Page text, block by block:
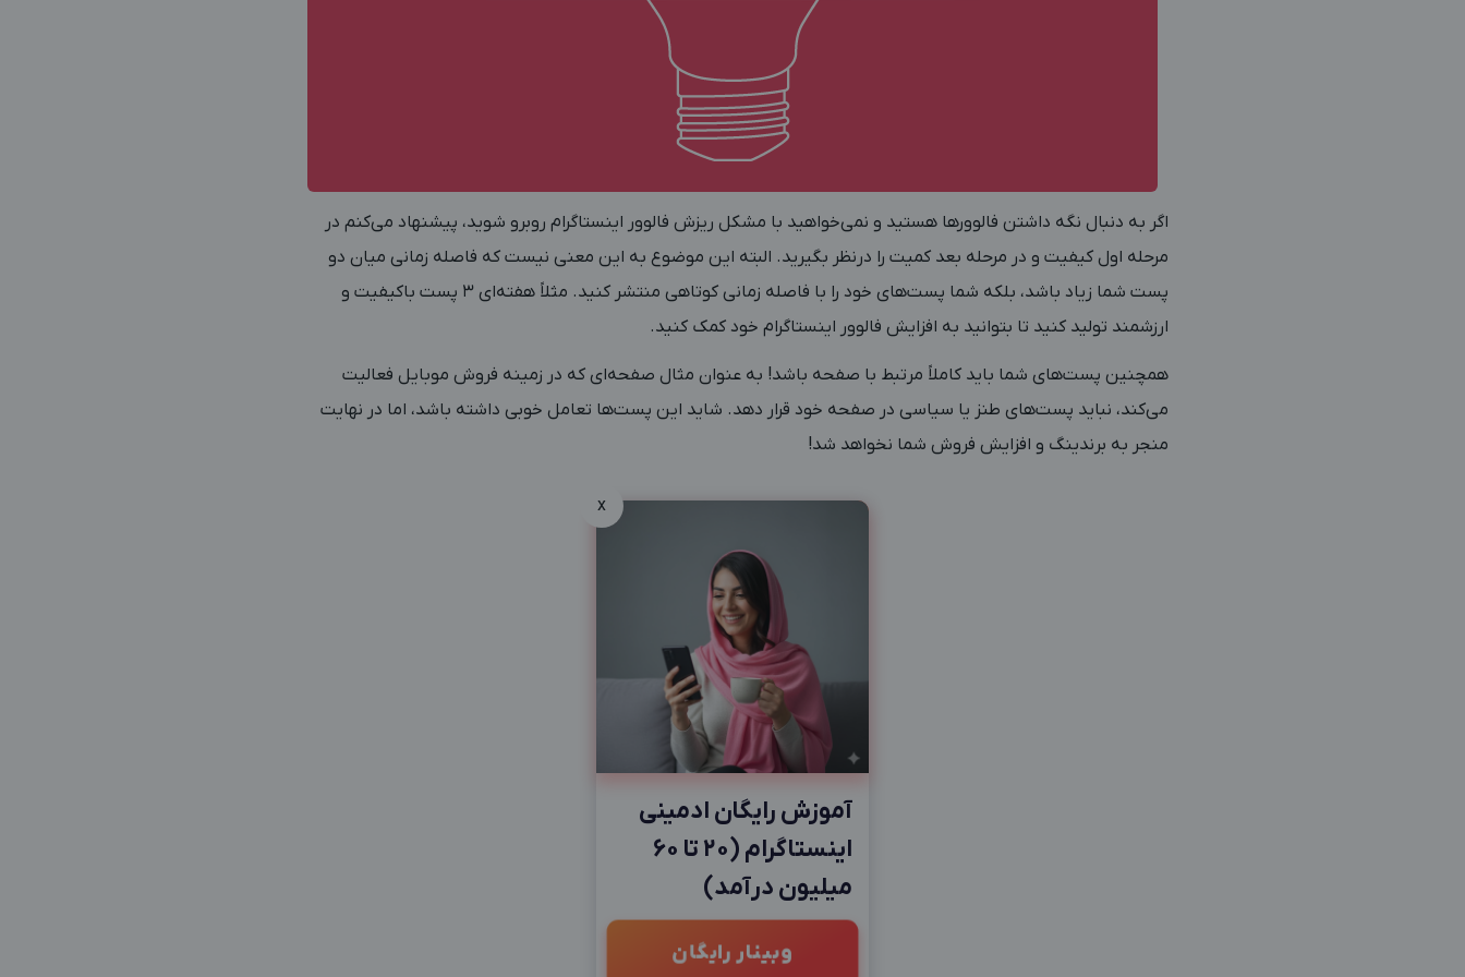
اگر به دنبال نگه داشتن فالوورها هستید و نمی‌خواهید با مشکل ریزش فالوور اینستاگرام روبرو شوید، پیشنهاد می‌کنم در
مرحله اول کیفیت و در مرحله بعد کمیت را درنظر بگیرید. البته این موضوع به این معنی نیست که فاصله زمانی میان دو
پست شما زیاد باشد، بلکه شما پست‌های خود را با فاصله زمانی کوتاهی منتشر کنید. مثلاً هفته‌ای 3 پست باکیفیت و
ارزشمند تولید کنید تا بتوانید به افزایش فالوور اینستاگرام خود کمک کنید.
همچنین پست‌های شما باید کاملاً مرتبط با صفحه باشد! به عنوان مثال صفحه‌ای که در زمینه فروش موبایل فعالیت
می‌کند، نباید پست‌های طنز یا سیاسی در صفحه خود قرار دهد. شاید این پست‌ها تعامل خوبی داشته باشد، اما در نهایت
منجر به برندینگ و افزایش فروش شما نخواهد شد!
x
آموزش رایگان ادمینی
اینستاگرام (20 تا 60
میلیون درآمد)
وبینار رایگان